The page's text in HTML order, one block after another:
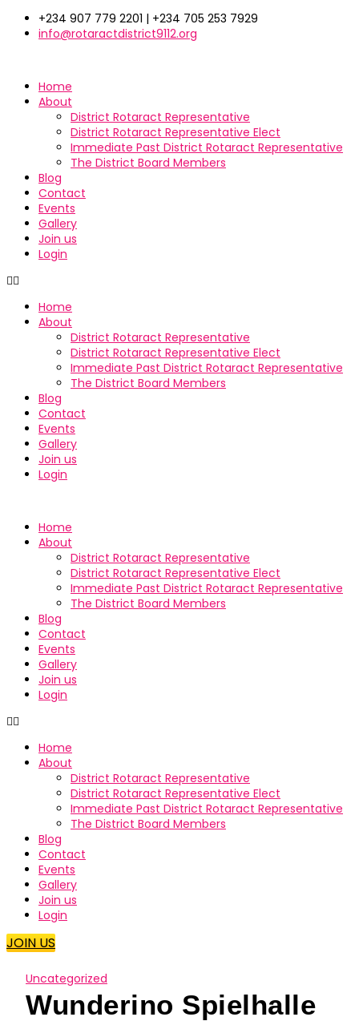
Skip
+234 907 779 2201 | +234 705 253 7929
info@rotaractdistrict9112.org
Home
About
District Rotaract Representative
District Rotaract Representative Elect
Immediate Past District Rotaract Representative
The District Board Members
Blog
Contact
Events
Gallery
Join us
Login
Home
About
District Rotaract Representative
District Rotaract Representative Elect
Immediate Past District Rotaract Representative
The District Board Members
Blog
Contact
Events
Gallery
Join us
Login
Home
About
District Rotaract Representative
District Rotaract Representative Elect
Immediate Past District Rotaract Representative
The District Board Members
Blog
Contact
Events
Gallery
Join us
Login
Home
About
District Rotaract Representative
District Rotaract Representative Elect
Immediate Past District Rotaract Representative
The District Board Members
Blog
Contact
Events
Gallery
Join us
Login
JOIN US
Uncategorized
Wunderino Spielhalle